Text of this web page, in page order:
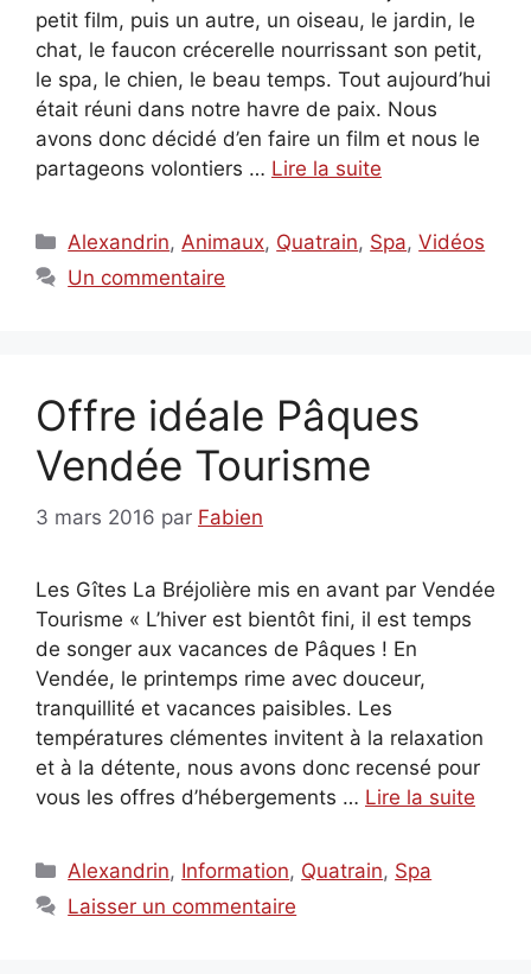
petit film, puis un autre, un oiseau, le jardin, le
chat, le faucon crécerelle nourrissant son petit,
le spa, le chien, le beau temps. Tout aujourd’hui
était réuni dans notre havre de paix. Nous
avons donc décidé d’en faire un film et nous le
partageons volontiers … Lire la suite
Catégories
Alexandrin, Animaux, Quatrain, Spa,Vidéos
Un commentaire
Offre idéale Pâques
Vendée Tourisme
3 mars 2016 par Fabien
Les Gîtes La Bréjolière mis en avant par Vendée
Tourisme « L’hiver est bientôt fini, il est temps
de songer aux vacances de Pâques ! En
Vendée, le printemps rime avec douceur,
tranquillité et vacances paisibles. Les
températures clémentes invitent à la relaxation
et à la détente, nous avons donc recensé pour
vous les offres d’hébergements … Lire la suite
Catégories
Alexandrin, Information, Quatrain, Spa
Laisser un commentaire